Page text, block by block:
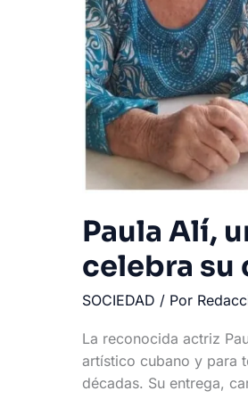
Paula Alí,
celebra su
SOCIEDAD / Por
La reconocida actriz
artístico cubano y para
décadas. Su entrega,